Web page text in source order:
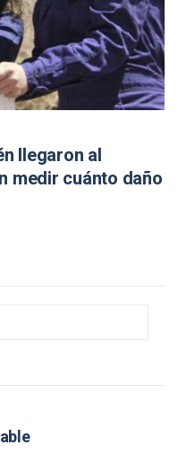
llegaron al
medir cuánto daño